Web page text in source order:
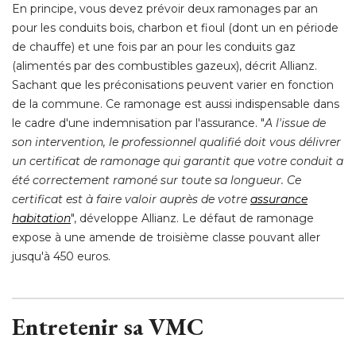
En principe, vous devez prévoir deux ramonages par an
pour les conduits bois, charbon et fioul (dont un en période
de chauffe) et une fois par an pour les conduits gaz
(alimentés par des combustibles gazeux), décrit Allianz.
Sachant que les préconisations peuvent varier en fonction
de la commune. Ce ramonage est aussi indispensable dans
le cadre d'une indemnisation par l'assurance. "A l'issue de
son intervention, le professionnel qualifié doit vous délivrer
un certificat de ramonage qui garantit que votre conduit a
été correctement ramoné sur toute sa longueur. Ce
certificat est à faire valoir auprès de votre assurance
habitation", développe Allianz. Le défaut de ramonage
expose à une amende de troisième classe pouvant aller
jusqu'à 450 euros.
Entretenir sa VMC